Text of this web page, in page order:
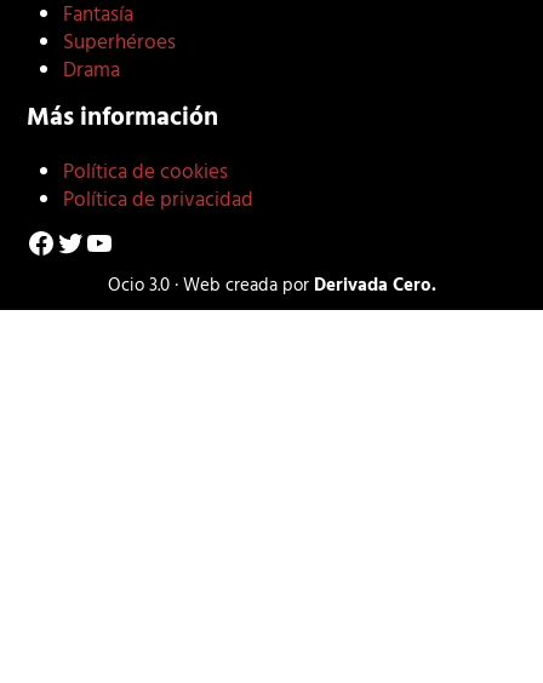
Fantasía
Superhéroes
Drama
Más información
Política de cookies
Política de privacidad
Facebook
Twitter
YouTube
Ocio 3.0 · Web creada por Derivada Cero.